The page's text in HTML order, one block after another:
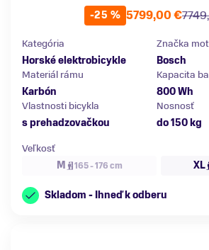
-25 % 5799,00 €
Kategória
Horské elektrobicykle
Značka
Bosch
Materiál rámu
Karbón
Kapacita
800 Wh
Vlastnosti bicykla
s prehadzovačkou
Nosnosť
do 150 kg
Veľkosť
M
165 - 176 cm XL
Skladom - Ihneď k odberu